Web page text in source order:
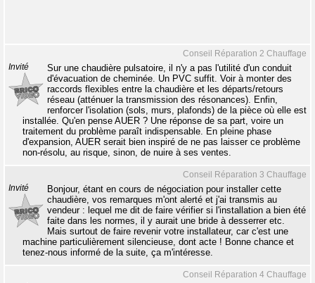
Conseil Réparation 2 Chauffage
Invité
Sur une chaudière pulsatoire, il n'y a pas l'utilité d'un conduit
d'évacuation de cheminée. Un PVC suffit. Voir à monter des
raccords flexibles entre la chaudière et les départs/retours
réseau (atténuer la transmission des résonances). Enfin,
renforcer l'isolation (sols, murs, plafonds) de la pièce où elle est
installée. Qu'en pense AUER ? Une réponse de sa part, voire un
traitement du problème paraît indispensable. En pleine phase
d'expansion, AUER serait bien inspiré de ne pas laisser ce problème
non-résolu, au risque, sinon, de nuire à ses ventes.
Conseil Réparation 3 Chauffage
Invité
Bonjour, étant en cours de négociation pour installer cette
chaudière, vos remarques m'ont alerté et j'ai transmis au
vendeur : lequel me dit de faire vérifier si l'installation a bien été
faite dans les normes, il y aurait une bride à desserrer etc.
Mais surtout de faire revenir votre installateur, car c'est une
machine particulièrement silencieuse, dont acte ! Bonne chance et
tenez-nous informé de la suite, ça m'intéresse.
Conseil Réparation 4 Chauffage